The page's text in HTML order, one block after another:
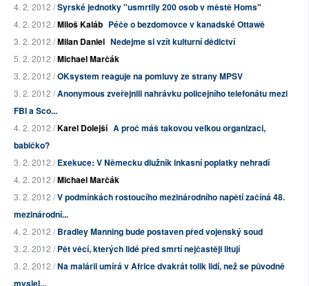
4. 2. 2012 /Syrské jednotky "usmrtily 200 osob v městě Homs"
4. 2. 2012 /Miloš Kaláb Péče o bezdomovce v kanadské Ottawě
3. 2. 2012 /Milan Daniel Nedejme si vzít kulturní dědictví
5. 2. 2012 /Michael Marčák
3. 2. 2012 /OKsystem reaguje na pomluvy ze strany MPSV
3. 2. 2012 /Anonymous zveřejnili nahrávku policejního telefonátu mezi
FBI a Sco...
4. 2. 2012 /Karel Dolejší A proč máš takovou velkou organizaci,
babičko?
3. 2. 2012 /Exekuce: V Německu dlužník inkasní poplatky nehradí
4. 2. 2012 /Michael Marčák
3. 2. 2012 /V podmínkách rostoucího mezinárodního napětí začíná 48.
mezinárodní...
4. 2. 2012 /Bradley Manning bude postaven před vojenský soud
3. 2. 2012 /Pět věcí, kterých lidé před smrtí nejčastěji litují
3. 2. 2012 /Na malárii umírá v Africe dvakrát tolik lidí, než se původně
myslel...